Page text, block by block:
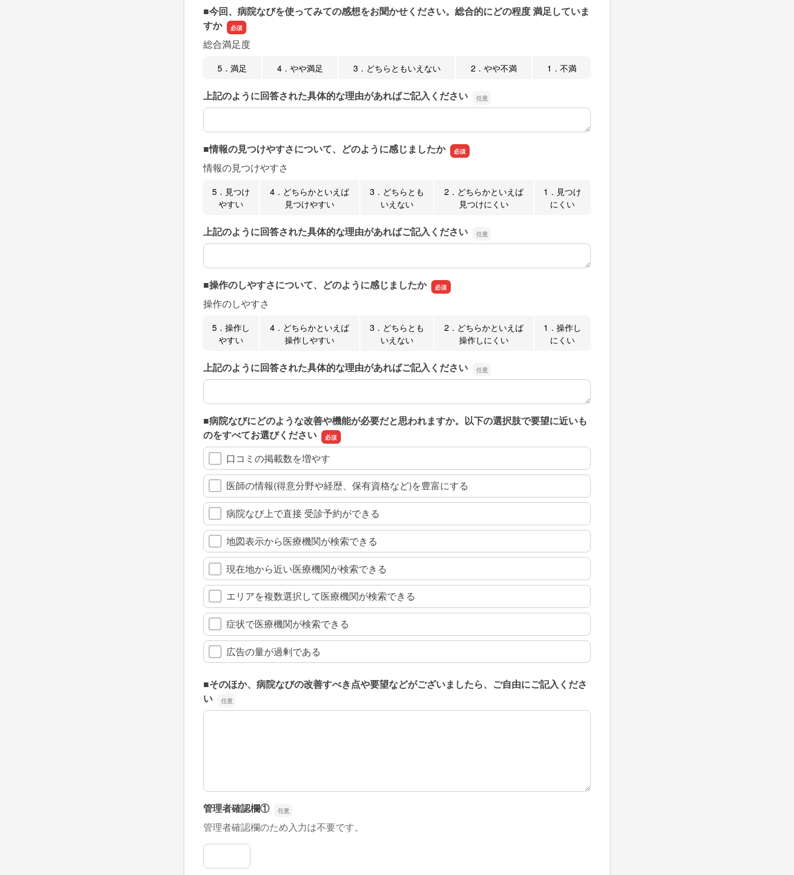
■今回、病院なびを使ってみての感想をお聞かせください。総合的にどの程度 満足していま
すか
総合満足度
5．満足 4．やや満足 3．どちらともいえない 2．やや不満 1．不満
上記のように回答された具体的な理由があればご記入ください
上記のように回答された具体的な理由があればご記入ください
■情報の見つけやすさについて、どのように感じましたか
情報の見つけやすさ
5．見つけ
やすい
4．どちらかといえば
見つけやすい
3．どちらとも
いえない
2．どちらかといえば
見つけにくい
1．見つけ
にくい
上記のように回答された具体的な理由があればご記入ください
上記のように回答された具体的な理由があればご記入ください
■操作のしやすさについて、どのように感じましたか
操作のしやすさ
5．操作し
やすい
4．どちらかといえば
操作しやすい
3．どちらとも
いえない
2．どちらかといえば
操作しにくい
1．操作し
にくい
上記のように回答された具体的な理由があればご記入ください
上記のように回答された具体的な理由があればご記入ください
■病院なびにどのような改善や機能が必要だと思われますか。以下の選択肢で要望に近いも
のをすべてお選びください
口コミの掲載数を増やす
医師の情報(得意分野や経歴、保有資格など)を豊富にする
病院なび上で直接 受診予約ができる
地図表示から医療機関が検索できる
現在地から近い医療機関が検索できる
エリアを複数選択して医療機関が検索できる
症状で医療機関が検索できる
広告の量が過剰である
■そのほか、病院なびの改善すべき点や要望などがございましたら、ご自由にご記入くださ
い
■そのほか、病院なびの改善すべき点や要望などがございましたら、ご自由にご記入ください
管理者確認欄①
管理者確認欄のため入力は不要です。
管理者確認欄①